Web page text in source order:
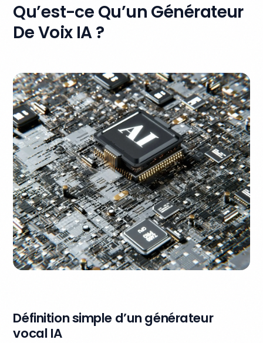
Qu’est-ce Qu’un Générateur
De Voix IA ?
Définition simple d’un générateur
vocal IA